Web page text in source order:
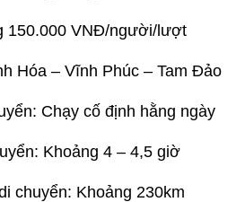
150.000 VNĐ/người/lượt
Hóa – Vĩnh Phúc – Tam Đảo
Chạy cố định hằng ngày
Khoảng 4 – 4,5 giờ
chuyển: Khoảng 230km